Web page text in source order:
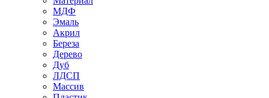
МДФ
Эмаль
Акрил
Береза
Дерево
Дуб
ЛДСП
Массив